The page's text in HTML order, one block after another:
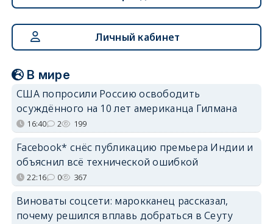
Личный кабинет
В мире
США попросили Россию освободить
осуждённого на 10 лет американца Гилмана
16:40 2 199
Facebook* снёс публикацию премьера Индии и
объяснил всё технической ошибкой
22:16 0 367
Виноваты соцсети: марокканец рассказал,
почему решился вплавь добраться в Сеуту